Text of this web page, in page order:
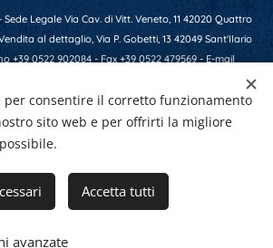
Aggiungi al carrello
Sede Legale Via Cav. di Vitt. Veneto, 11 42020 Quattro
al dettaglio, Via P. Gobetti, 13 42049 Sant'Ilario
+39 0522 902084 - Fax +39 0522 479569 - E-mail
- P.IVA 01641520356 - Numero REA RE-201607 -
Capitale Soc. € 10.400,00 i.v.
conWebnode Cookies
per consentire il corretto funzionamento
sito web e per offrirti la migliore
Accetta tutti
avanzate